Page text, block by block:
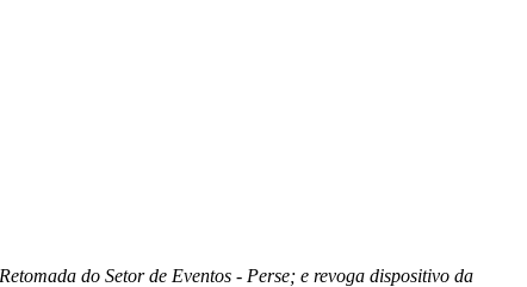
do Setor de Eventos - Perse; e revoga dispositivo da